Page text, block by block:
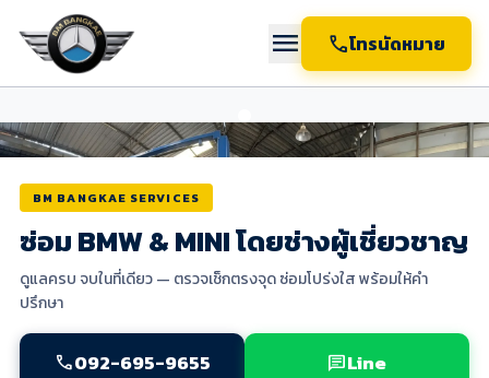
menu callโทรนัดหมาย
BM BANGKAE SERVICES
ซ่อม BMW & MINI โดยช่างผู้เชี่ยวชาญ
ดูแลครบ จบในที่เดียว — ตรวจเช็กตรงจุด ซ่อมโปร่งใส พร้อมให้คำ
ปรึกษา
call092-695-9655 chatLine